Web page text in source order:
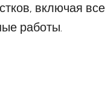
включая все
работы.